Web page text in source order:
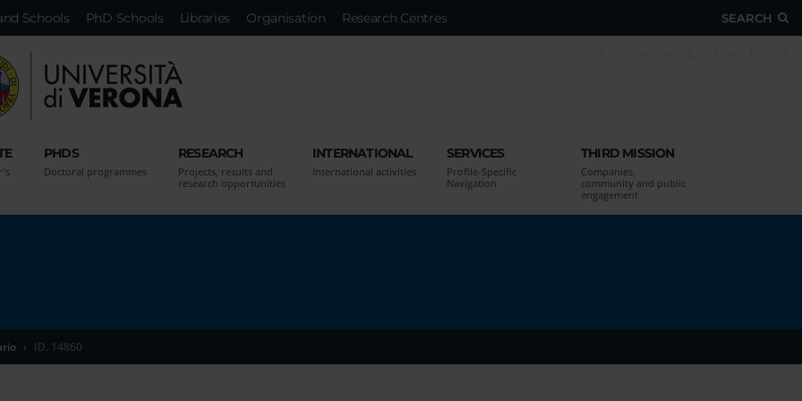
SEARCH
Schools PhD Schools Libraries Organisation Research Centres
PHDS
Doctoral programmes
RESEARCH
Projects, results and
research opportunities
INTERNATIONAL
International activities
SERVICES
Profile-Specific
Navigation
THIRD MISSION
Companies,
community and public
engagement
ID. 14860